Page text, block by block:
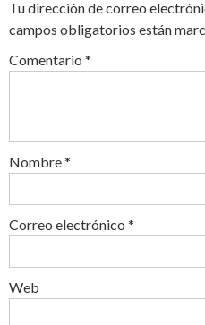
Tu dirección de correo
campos obligatorios están
Comentario *
Nombre*
Correo electrónico *
Web